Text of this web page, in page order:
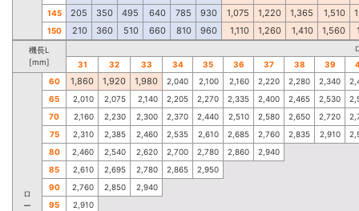
145 205 350 495 640 785 930 1,075 1,220 1,365 1,510
150 210 360 510 660 810 960 1,110 1,260 1,410 1,560
機長L
[mm]
31
32 33 34 35 36 37 38 39
ロ
ー
60 1,860 1,920 1,980 2,040 2,100 2,160 2,220 2,280 2,340
65
2,010 2,075 2,140 2,205 2,270 2,335 2,400 2,465 2,530
70
2,160 2,230 2,300 2,370 2,440 2,510 2,580 2,650 2,720
75
2,310 2,385 2,460 2,535 2,610 2,685 2,760 2,835 2,910
80
2,460 2,540 2,620 2,700 2,780 2,860
2,940
85
2,610 2,695 2,780 2,865
2,950
90
2,760 2,850
2,940
95
2,910